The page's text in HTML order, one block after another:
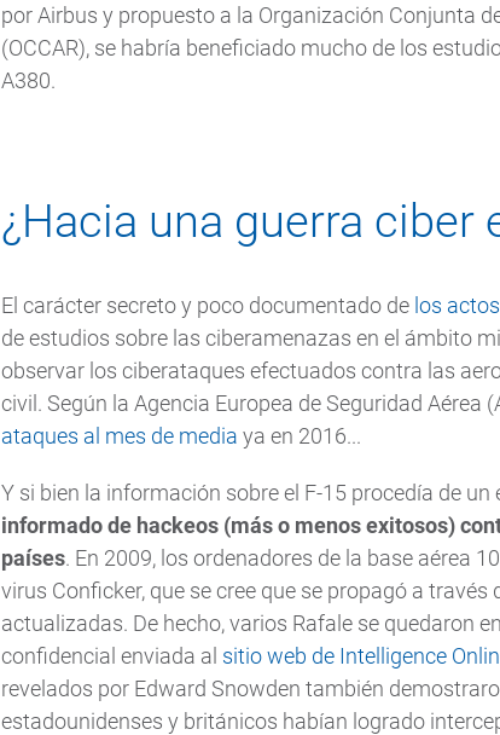
por Airbus y propuesto a la Organización Conjunta
(OCCAR), se habría beneficiado mucho de los
A380.
¿Hacia una guerra ciber
El carácter secreto y poco documentado de los
de estudios sobre las ciberamenazas en el ámbito
observar los ciberataques efectuados contra las
civil. Según la Agencia Europea de Seguridad Aérea
ataques al mes de media ya en 2016...
Y si bien la información sobre el F-15 procedía de un
informado de hackeos (más o menos exitosos)
países. En 2009, los ordenadores de la base aérea
virus Conficker, que se cree que se propagó a
actualizadas. De hecho, varios Rafale se quedaron
confidencial enviada al sitio web de Intelligence
revelados por Edward Snowden también
estadounidenses y británicos habían logrado